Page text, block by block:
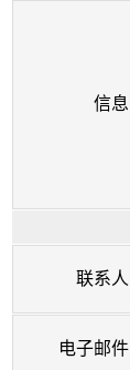
信息
联系人
电子邮件